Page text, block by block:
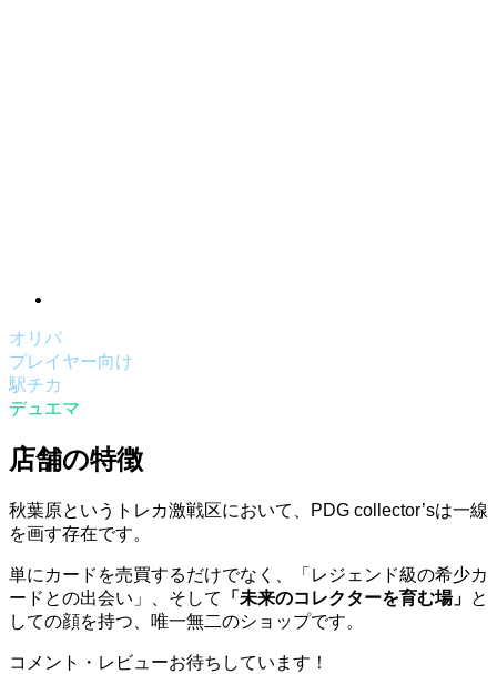
オリパ
プレイヤー向け
駅チカ
デュエマ
店舗の特徴
秋葉原というトレカ激戦区において、PDG collector’sは一線
を画す存在です。
単にカードを売買するだけでなく、「レジェンド級の希少カ
ードとの出会い」、そして
「未来のコレクターを育む場」 と
しての顔を持つ、唯一無二のショップです。
コメント・レビューお待ちしています！